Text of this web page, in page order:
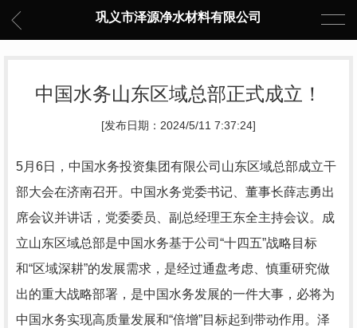
巩义市泽源净水材料有限公司
中国水务山东区域总部正式成立！
[发布日期：2024/5/11 7:37:24]
5月6日，中国水务投资集团有限公司山东区域总部成立干
部大会在济南召开。中国水务党委书记、董事长薛志勇出
席会议并讲话，党委委员、副总经理王东全主持会议。成
立山东区域总部是中国水务基于公司“十四五”战略目标
和“区域深耕”的发展需求，是经过通盘考虑、慎重研究做
出的重大战略部署，是中国水务发展的一件大事，必将为
中国水务实现高质量发展和“倍增”目标起到带动作用。泽